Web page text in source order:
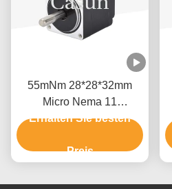
55mNm 28*28*32mm
Micro Nema 11
Schrittmotor 0,42A Casun
medizinische Geräte
Erhalten Sie besten
Preis